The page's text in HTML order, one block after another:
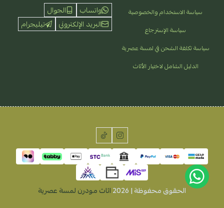
سياسة الاستخدام والخصوصية
سياسة الإسترجاع
سياسة تكلفة الشحن في لمسة عصرية
الدليل الشامل لاختيار الأثاث
واتساب
الجوال
البريد الإلكتروني
تيليجرام
الحقوق محفوظة | 2026 اثاث مودرن لمسة عصرية